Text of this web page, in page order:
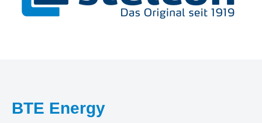
BTE Energy